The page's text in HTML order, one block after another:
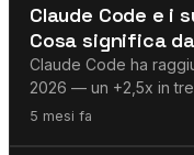
Agenti AI
Claude Code e i
Cosa significa
gli sviluppatori
Claude Code ha
2026 — un +2,5x in
traguardo per gli
5 mesi fa